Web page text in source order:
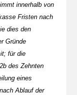
innerhalb von
Fristen nach
dies den
Gründe
für die
des Zehnten
eines
Ablauf der